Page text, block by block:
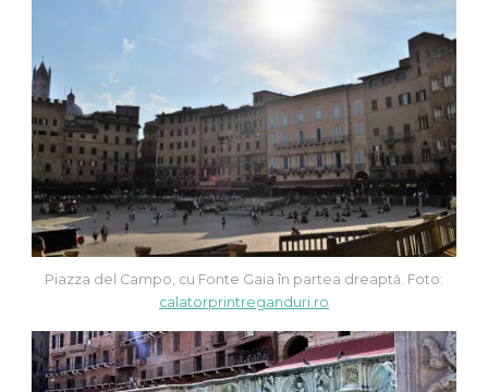
Piazza del Campo, cu Fonte Gaia în partea dreaptă. Foto:
calatorprintreganduri.ro